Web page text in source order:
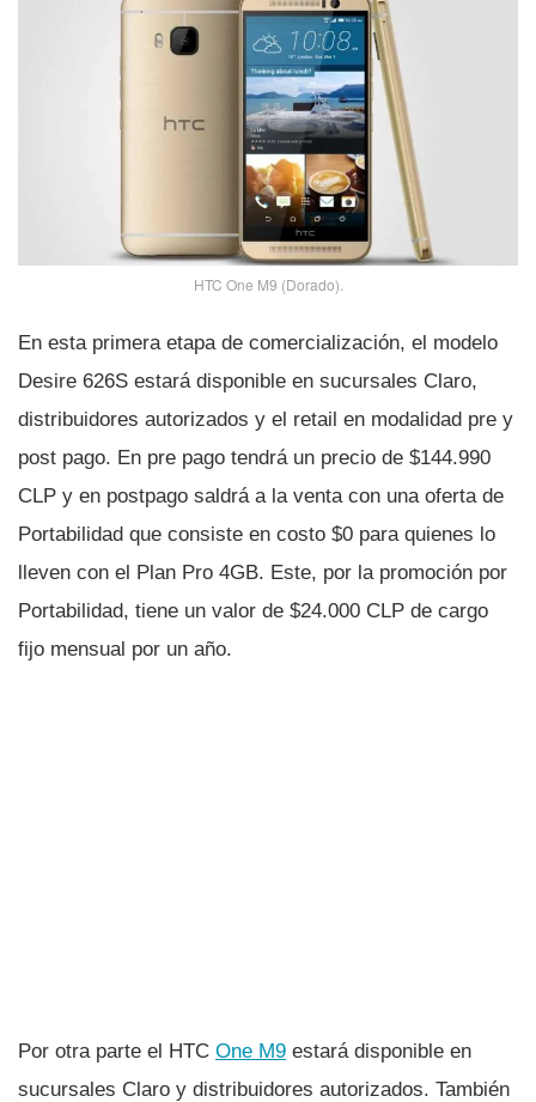
HTC One M9 (Dorado).
En esta primera etapa de comercialización, el modelo
Desire 626S estará disponible en sucursales Claro,
distribuidores autorizados y el retail en modalidad pre y
post pago. En pre pago tendrá un precio de $144.990
CLP y en postpago saldrá a la venta con una oferta de
Portabilidad que consiste en costo $0 para quienes lo
lleven con el Plan Pro 4GB. Este, por la promoción por
Portabilidad, tiene un valor de $24.000 CLP de cargo
fijo mensual por un año.
Por otra parte el HTC One M9 estará disponible en
sucursales Claro y distribuidores autorizados. También